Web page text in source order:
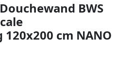
BWS
cm NANO